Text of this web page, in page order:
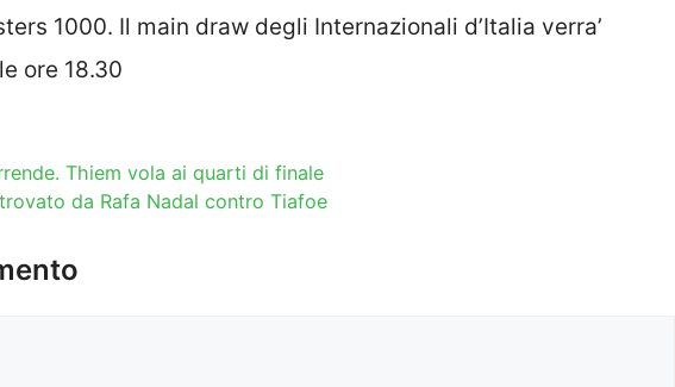
1000. Il main draw degli Internazionali d’Italia verra’
ore 18.30
Thiem vola ai quarti di finale
da Rafa Nadal contro Tiafoe